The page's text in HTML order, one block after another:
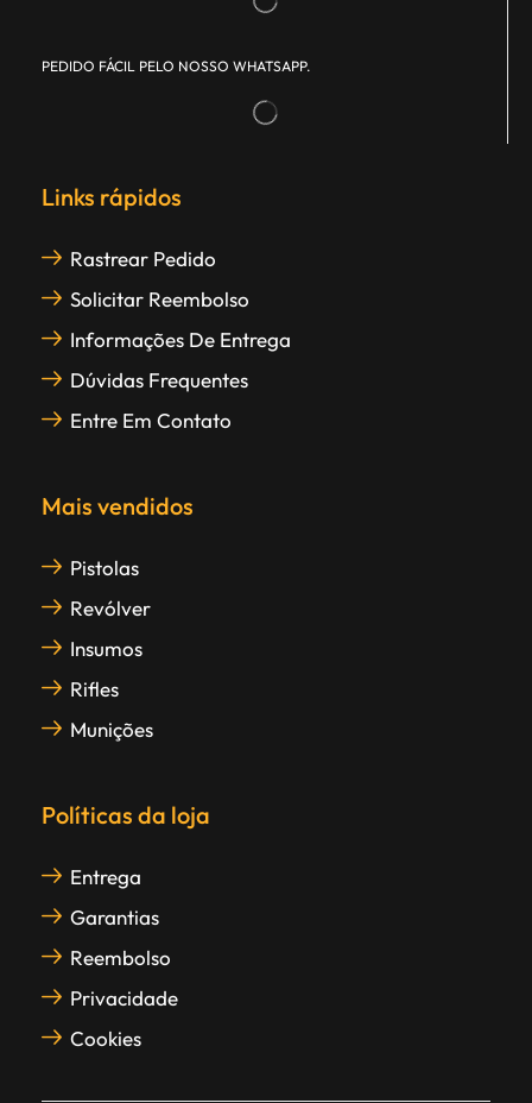
PEDIDO FÁCIL PELO NOSSO WHATSAPP.
Links rápidos
Rastrear Pedido
Solicitar Reembolso
Informações De Entrega
Dúvidas Frequentes
Entre Em Contato
Mais vendidos
Pistolas
Revólver
Insumos
Rifles
Munições
Políticas da loja
Entrega
Garantias
Reembolso
Privacidade
Cookies